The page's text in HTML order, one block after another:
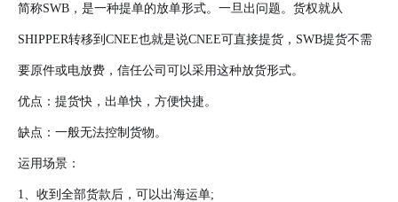
简称SWB，是一种提单的放单形式。一旦出问题。货权就从
SHIPPER转移到CNEE也就是说CNEE可直接提货，SWB提货不需
要原件或电放费，信任公司可以采用这种放货形式。
优点：提货快，出单快，方便快捷。
缺点：一般无法控制货物。
运用场景：
1、收到全部货款后，可以出海运单;